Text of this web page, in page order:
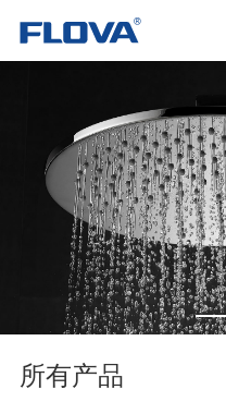
所有产品